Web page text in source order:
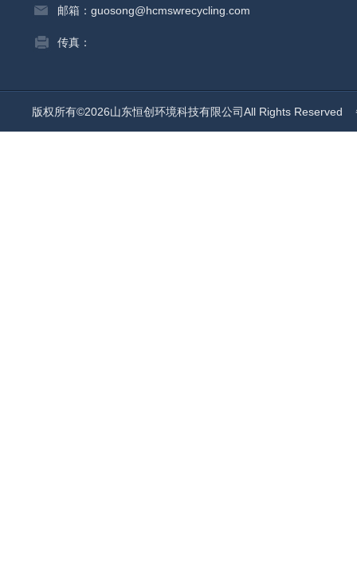
邮箱：guosong@hcmswrecycling.com
传真：
版权所有©2026山东恒创环境科技有限公司All Rights Reserved